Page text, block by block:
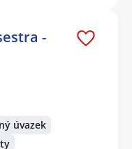
-
úvazek